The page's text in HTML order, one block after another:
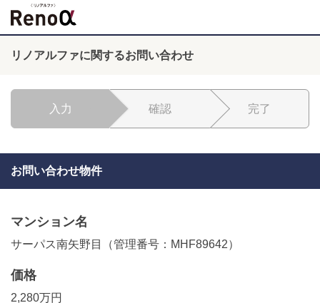
リノアルファに関するお問い合わせ
入力 確認 完了
お問い合わせ物件
マンション名
サーパス南矢野目（管理番号：MHF89642）
価格
2,280万円